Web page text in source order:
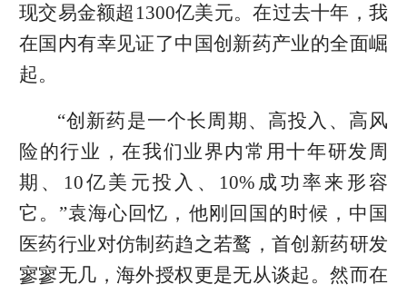
现交易金额超1300亿美元。在过去十年，我
在国内有幸见证了中国创新药产业的全面崛
起。
“创新药是一个长周期、高投入、高风
险的行业，在我们业界内常用十年研发周
期、10亿美元投入、10%成功率来形容
它。”袁海心回忆，他刚回国的时候，中国
医药行业对仿制药趋之若鹜，首创新药研发
寥寥无几，海外授权更是无从谈起。然而在